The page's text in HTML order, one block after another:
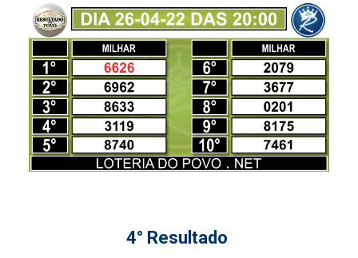
4° Resultado